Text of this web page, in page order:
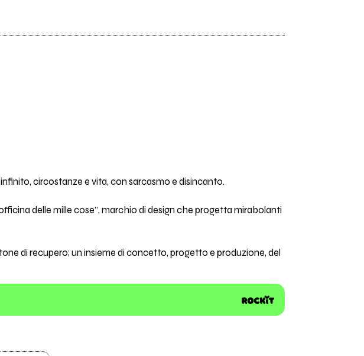
circostanze e vita, con sarcasmo e disincanto.
delle mille cose”, marchio di design che progetta mirabolanti
di recupero; un insieme di concetto, progetto e produzione, del